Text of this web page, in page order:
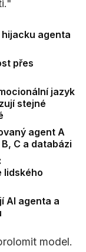
agenta
přes
jazyk
stejné
agent A
C a databázi
lidského
AI agenta a
model.